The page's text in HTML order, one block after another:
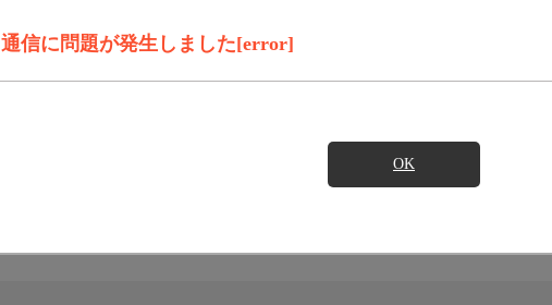
通信に問題が発生しました[error]
OK